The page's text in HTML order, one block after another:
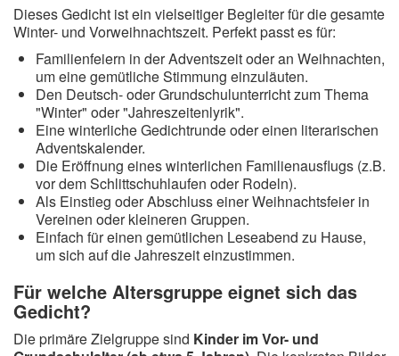
Dieses Gedicht ist ein vielseitiger Begleiter für die gesamte
Winter- und Vorweihnachtszeit. Perfekt passt es für:
Familienfeiern in der Adventszeit oder an Weihnachten,
um eine gemütliche Stimmung einzuläuten.
Den Deutsch- oder Grundschulunterricht zum Thema
"Winter" oder "Jahreszeitenlyrik".
Eine winterliche Gedichtrunde oder einen literarischen
Adventskalender.
Die Eröffnung eines winterlichen Familienausflugs (z.B.
vor dem Schlittschuhlaufen oder Rodeln).
Als Einstieg oder Abschluss einer Weihnachtsfeier in
Vereinen oder kleineren Gruppen.
Einfach für einen gemütlichen Leseabend zu Hause,
um sich auf die Jahreszeit einzustimmen.
Für welche Altersgruppe eignet sich das
Gedicht?
Die primäre Zielgruppe sind Kinder im Vor- und